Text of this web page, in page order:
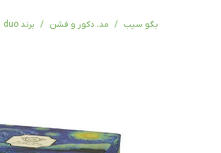
بگو سیب مد، دکور و فشن برند duo